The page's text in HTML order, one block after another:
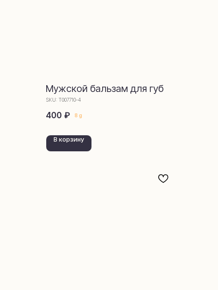
Мужской бальзам для губ
SKU: Т007710-4
400 ₽ 8 g
В корзину